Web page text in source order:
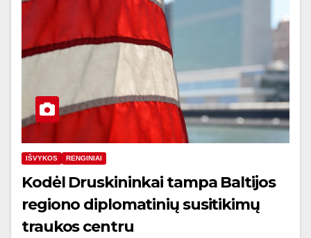
IŠVYKOS RENGINIAI
Kodėl Druskininkai tampa Baltijos
regiono diplomatinių susitikimų
traukos centru